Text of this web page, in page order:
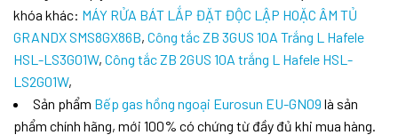
khóa khác: MÁY RỬA BÁT LẮP ĐẶT ĐỘC LẬP HOẶC ÂM TỦ
GRANDX SMS8GX86B, Công tắc ZB 3GUS 10A Trắng L Hafele
HSL-LS3G01W, Công tắc ZB 2GUS 10A trắng L Hafele HSL-
LS2G01W,
Sản phẩm Bếp gas hồng ngoại Eurosun EU-GN09 là sản
phẩm chính hãng, mới 100% có chứng từ đầy đủ khi mua hàng.